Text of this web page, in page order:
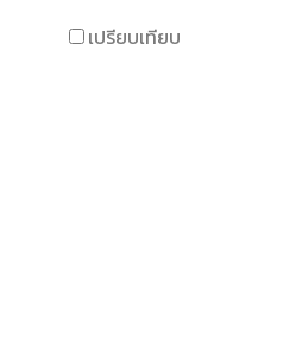
เปรียบเทียบ